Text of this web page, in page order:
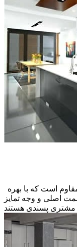
است که با بهره
اصلی و وجه تمایز
مشتری پسندی هستند